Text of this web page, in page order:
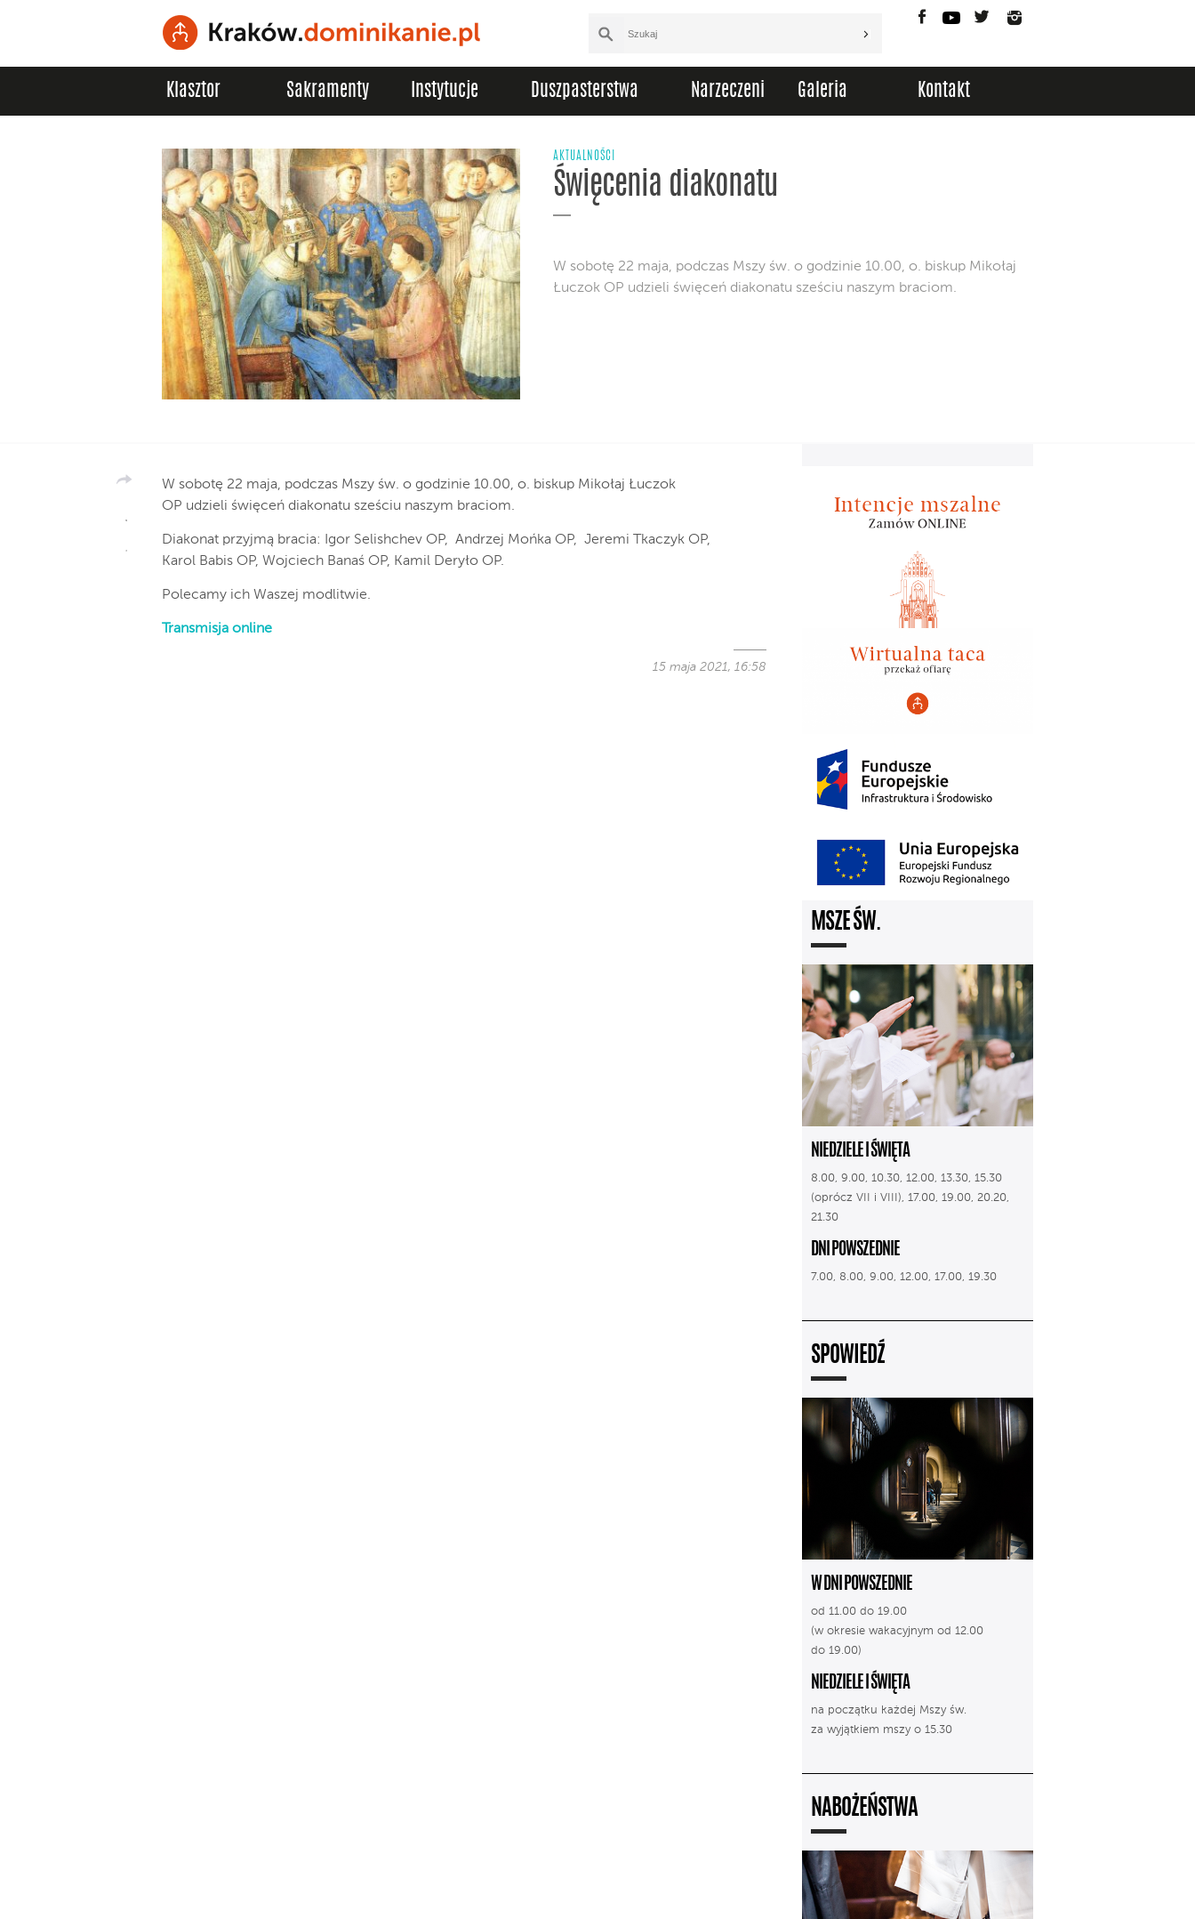
FacebookYouTubeTwitter
Klasztor Sakramenty Instytucje Duszpasterstwa Narzeczeni Galeria Kontakt
AKTUALNOŚCI
Święcenia diakonatu
W sobotę 22 maja, podczas Mszy św. o godzinie 10.00, o. biskup Mikołaj
Łuczok OP udzieli święceń diakonatu sześciu naszym braciom.
W sobotę 22 maja, podczas Mszy św. o godzinie 10.00, o. biskup Mikołaj Łuczok
OP udzieli święceń diakonatu sześciu naszym braciom.
Diakonat przyjmą bracia: Igor Selishchev OP, Andrzej Mońka OP, Jeremi Tkaczyk OP,
Karol Babis OP, Wojciech Banaś OP, Kamil Deryło OP.
Polecamy ich Waszej modlitwie.
Transmisja online
15 maja 2021, 16:58
MSZE ŚW.
NIEDZIELE I ŚWIĘTA
8.00, 9.00, 10.30, 12.00, 13.30, 15.30
(oprócz VII i VIII), 17.00, 19.00, 20.20,
21.30
DNI POWSZEDNIE
7.00, 8.00, 9.00, 12.00, 17.00, 19.30
SPOWIEDŹ
W DNI POWSZEDNIE
od 11.00 do 19.00
(w okresie wakacyjnym od 12.00
do 19.00)
NIEDZIELE I ŚWIĘTA
na początku każdej Mszy św.
za wyjątkiem mszy o 15.30
NABOŻEŃSTWA